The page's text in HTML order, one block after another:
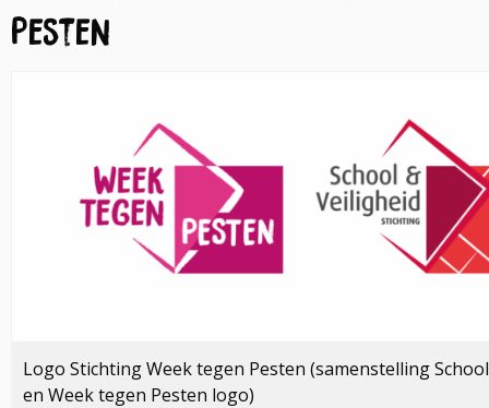
Pesten
Logo Stichting Week tegen Pesten (samenstelling
en Week tegen Pesten logo)